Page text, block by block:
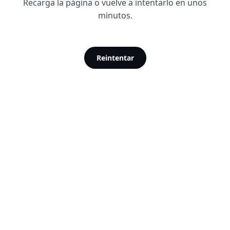
Recarga la página o vuelve a intentarlo en unos
minutos.
Reintentar